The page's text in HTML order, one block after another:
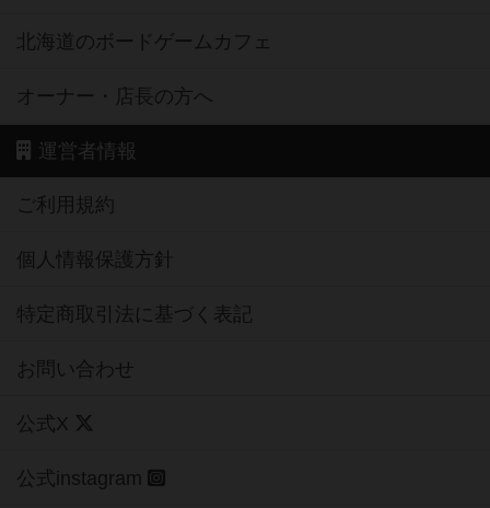
北海道のボードゲームカフェ
オーナー・店長の方へ
運営者情報
ご利用規約
個人情報保護方針
特定商取引法に基づく表記
お問い合わせ
公式X
公式instagram